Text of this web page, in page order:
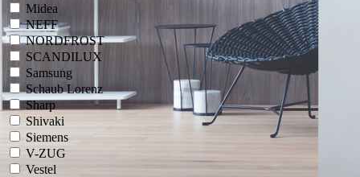
Midea
NEFF
NORDFROST
SCANDILUX
Samsung
Schaub Lorenz
Sharp
Shivaki
Siemens
V-ZUG
Vestel